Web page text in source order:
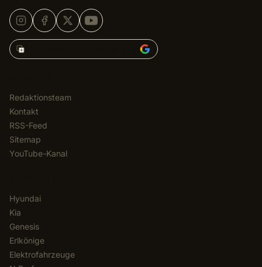
Korean Car Blog hinzufügen zu
Redaktionsteam
Kontakt
RSS-Feed
Sitemap
YouTube-Kanal
Hyundai
Kia
Genesis
Erlkönige
Elektrofahrzeuge